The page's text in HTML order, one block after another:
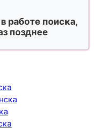
работе поиска,
позднее